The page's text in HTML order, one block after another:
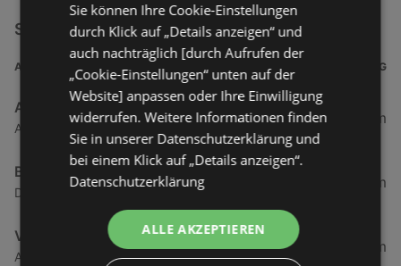
SKY Filialen in Kiel
ADRESSE ENTFERNUNG
Akropolis
Am Dorfplatz 15, 24145 Kiel
238,01 km
Backgammon Bar
Danewerkstraße 11, 24113 Kiel
239,2 km
Vereinsgaststätte Suchsdorf
Alter Steenbeker Weg 24, 24107 Kiel
239,6 km
Sie können Ihre Cookie-Einstellungen
durch Klick auf „Details anzeigen“ und
auch nachträglich [durch Aufrufen der
„Cookie-Einstellungen“ unten auf der
Website] anpassen oder Ihre Einwilligung
widerrufen. Weitere Informationen finden
Sie in unserer Datenschutzerklärung und
bei einem Klick auf „Details anzeigen“.
Datenschutzerklärung
ALLE AKZEPTIEREN